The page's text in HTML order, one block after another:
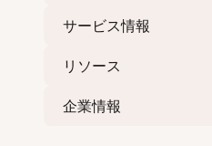
サービス情報
リソース
企業情報